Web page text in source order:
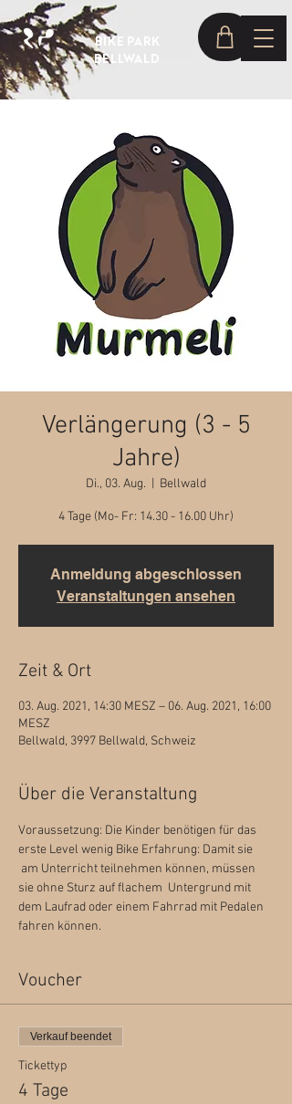
BIKE PARK
BELLWALD
Verlängerung (3 - 5
Jahre)
Di., 03. Aug. Bellwald
4 Tage (Mo- Fr: 14.30 - 16.00 Uhr)
Anmeldung abgeschlossen
Veranstaltungen ansehen
Zeit & Ort
03. Aug. 2021, 14:30 MESZ – 06. Aug. 2021, 16:00
MESZ
Bellwald, 3997 Bellwald, Schweiz
Über die Veranstaltung
Voraussetzung: Die Kinder benötigen für das
erste Level wenig Bike Erfahrung: Damit sie
am Unterricht teilnehmen können, müssen
sie ohne Sturz auf flachem  Untergrund mit
dem Laufrad oder einem Fahrrad mit Pedalen
fahren können.
Voucher
Verkauf beendet
Tickettyp
4 Tage